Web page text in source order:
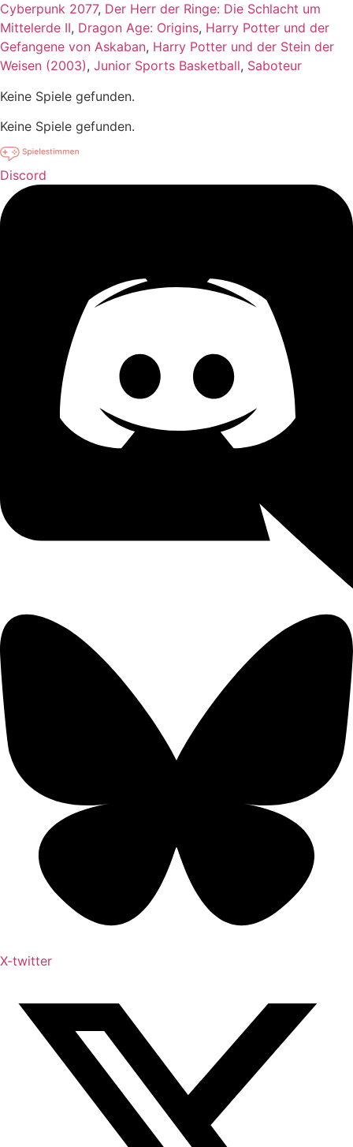
Cyberpunk 2077, Der Herr der Ringe: Die Schlacht um
Mittelerde II, Dragon Age: Origins, Harry Potter und der
Gefangene von Askaban, Harry Potter und der Stein der
Weisen (2003), Junior Sports Basketball, Saboteur
Keine Spiele gefunden.
Keine Spiele gefunden.
Discord
X-twitter